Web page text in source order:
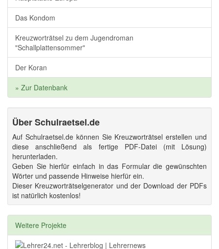
Das Kondom
Kreuzworträtsel zu dem Jugendroman
"Schallplattensommer"
Der Koran
» Zur Datenbank
Über Schulraetsel.de
Auf Schulraetsel.de können Sie Kreuzworträtsel erstellen und
diese anschließend als fertige PDF-Datei (mit Lösung)
herunterladen.
Geben Sie hierfür einfach in das Formular die gewünschten
Wörter und passende Hinweise hierfür ein.
Dieser Kreuzworträtselgenerator und der Download der PDFs
ist natürlich kostenlos!
Weitere Projekte